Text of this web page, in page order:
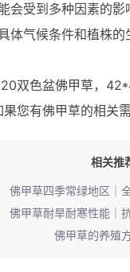
会受到多种因素的
体气候条件和植株的
双色盆佛甲草，
您有佛甲草的相关
相关推
佛甲草四季常绿地区｜
佛甲草耐旱耐寒性能｜
佛甲草的养殖